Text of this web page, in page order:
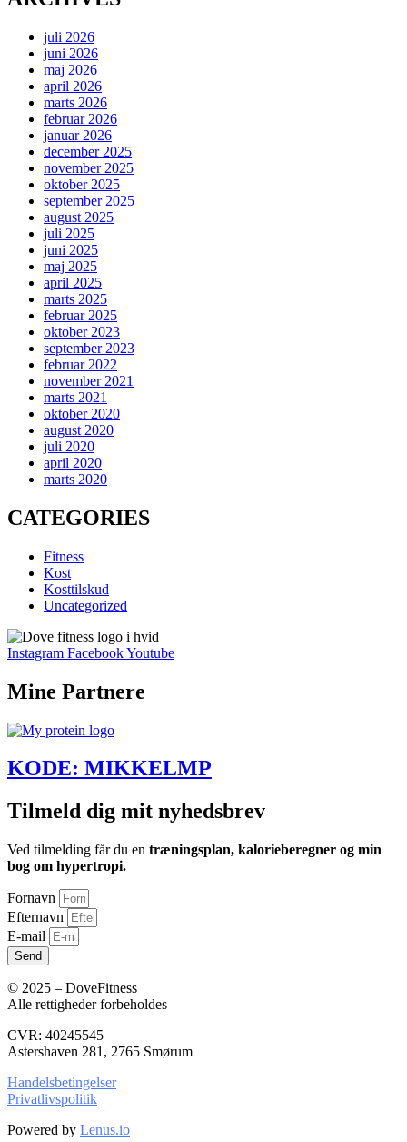
juli 2026
juni 2026
maj 2026
april 2026
marts 2026
februar 2026
januar 2026
december 2025
november 2025
oktober 2025
september 2025
august 2025
juli 2025
juni 2025
maj 2025
april 2025
marts 2025
februar 2025
oktober 2023
september 2023
februar 2022
november 2021
marts 2021
oktober 2020
august 2020
juli 2020
april 2020
marts 2020
CATEGORIES
Fitness
Kost
Kosttilskud
Uncategorized
Instagram FacebookYoutube
Mine Partnere
KODE: MIKKELMP
Tilmeld dig mit nyhedsbrev
Ved tilmelding får du en træningsplan, kalorieberegner og min
bog om hypertropi.
Fornavn
Efternavn
E-mail
Send
© 2025 – DoveFitness
Alle rettigheder forbeholdes
CVR: 40245545
Astershaven 281, 2765 Smørum
Handelsbetingelser
Privatlivspolitik
Powered by Lenus.io